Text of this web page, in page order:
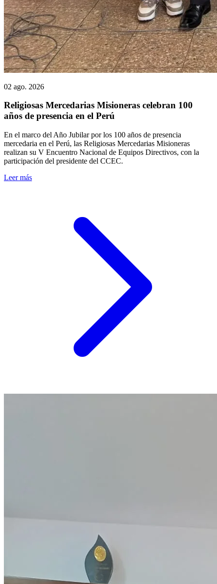
02 ago. 2026
Religiosas Mercedarias Misioneras celebran 100
años de presencia en el Perú
En el marco del Año Jubilar por los 100 años de presencia
mercedaria en el Perú, las Religiosas Mercedarias Misioneras
realizan su V Encuentro Nacional de Equipos Directivos, con la
participación del presidente del CCEC.
Leer más